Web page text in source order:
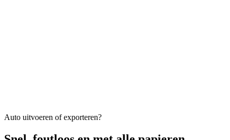
Auto uitvoeren of exporteren?